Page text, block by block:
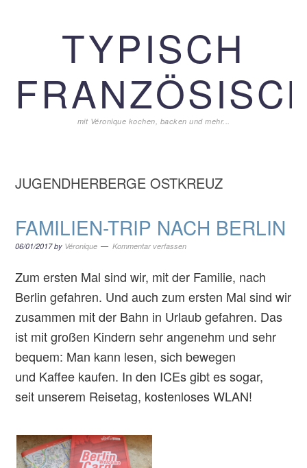
TYPISCH
mit Véronique kochen, backen und mehr...
JUGENDHERBERGE OSTKREUZ
FAMILIEN-TRIP NACH BERLIN
06/01/2017by Véronique Kommentar verfassen
Zum ersten Mal sind wir, mit der Familie, nach
Berlin gefahren. Und auch zum ersten Mal sind wir
zusammen mit der Bahn in Urlaub gefahren. Das
ist mit großen Kindern sehr angenehm und sehr
bequem: Man kann lesen, sich bewegen
und Kaffee kaufen. In den ICEs gibt es sogar,
seit unserem Reisetag, kostenloses WLAN!